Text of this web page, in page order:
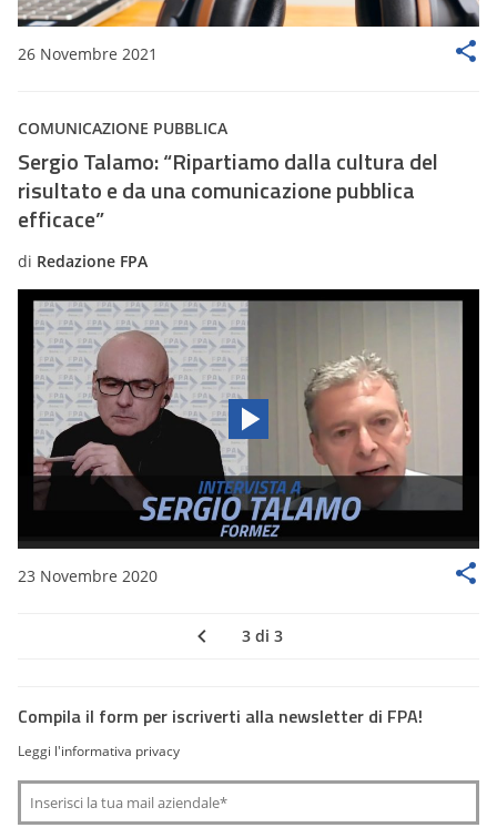
26 Novembre 2021
COMUNICAZIONE PUBBLICA
Sergio Talamo: “Ripartiamo dalla cultura del
risultato e da una comunicazione pubblica
efficace”
di Redazione FPA
23 Novembre 2020
3 di 3
Compila il form per iscriverti alla newsletter di FPA!
Leggi l'informativa privacy